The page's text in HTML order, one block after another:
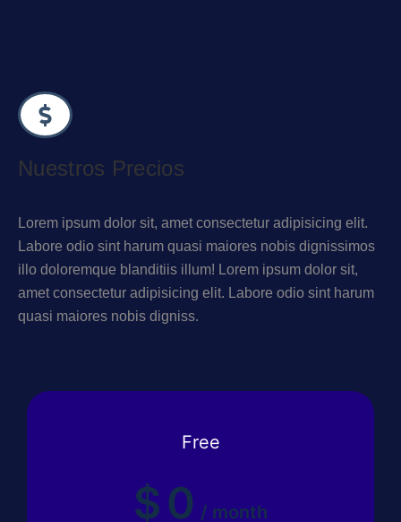
Nuestros Precios
Lorem ipsum dolor sit, amet consectetur adipisicing elit.
Labore odio sint harum quasi maiores nobis dignissimos
illo doloremque blanditiis illum! Lorem ipsum dolor sit,
amet consectetur adipisicing elit. Labore odio sint harum
quasi maiores nobis digniss.
Free
$0 / month